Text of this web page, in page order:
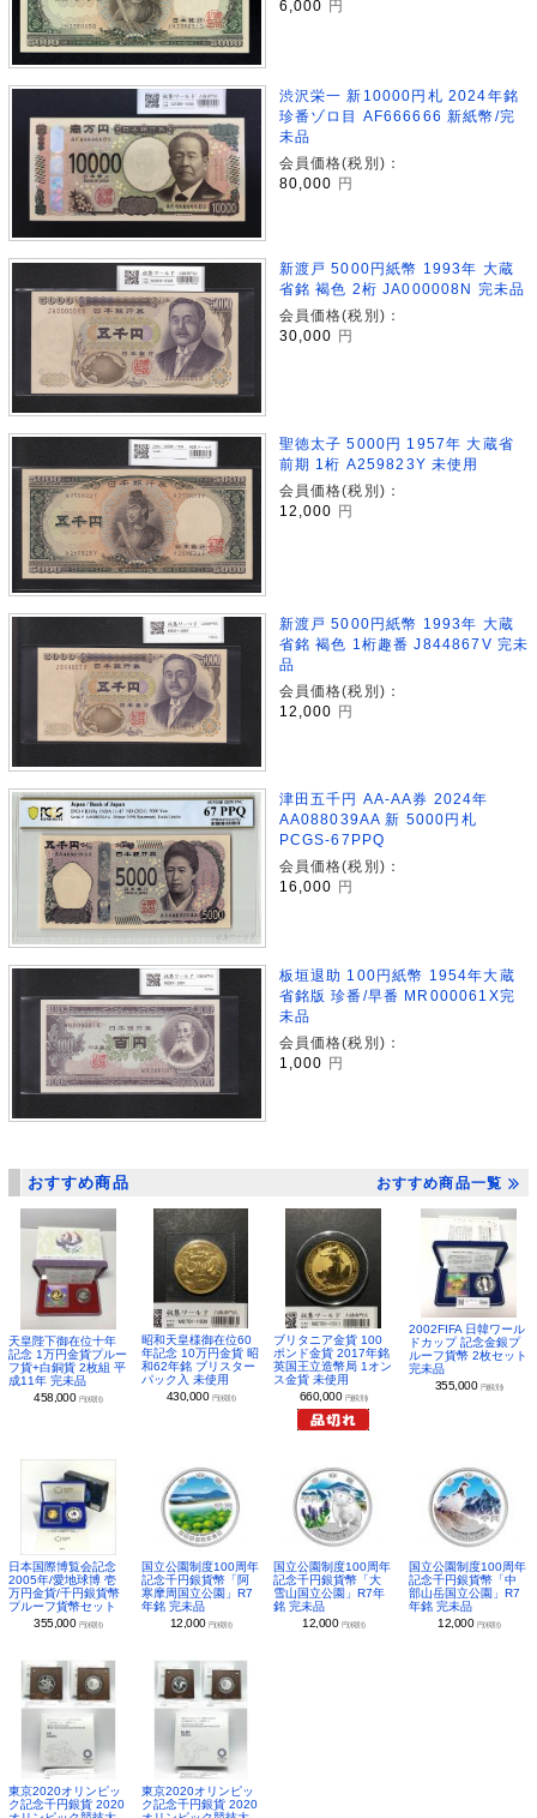
6,000 円
渋沢栄一 新10000円札 2024年銘
珍番ゾロ目 AF666666 新紙幣/完
未品
会員価格(税別)：
80,000
円
新渡戸 5000円紙幣 1993年 大蔵
省銘 褐色 2桁 JA000008N 完未品
会員価格(税別)：
30,000
円
聖徳太子 5000円 1957年 大蔵省
前期 1桁 A259823Y 未使用
会員価格(税別)：
12,000 円
新渡戸 5000円紙幣 1993年 大蔵
省銘 褐色 1桁趣番 J844867V 完未
品
会員価格(税別)：
12,000
円
津田五千円 AA-AA券 2024年
AA088039AA 新 5000円札
PCGS-67PPQ
会員価格(税別)：
16,000 円
板垣退助 100円紙幣 1954年大蔵
省銘版 珍番/早番 MR000061X完
未品
会員価格(税別)：
1,000 円
おすすめ商品 おすすめ商品一覧
天皇陛下御在位十年
記念 1万円金貨プルー
フ貨+白銅貨 2枚組 平
成11年 完未品
458,000 円(税別)
昭和天皇様御在位60
年記念 10万円金貨 昭
和62年銘 ブリスター
パック入 未使用
430,000 円(税別)
ブリタニア金貨 100
ポンド金貨 2017年銘
英国王立造幣局 1オン
ス金貨 未使用
660,000 円(税別)
2002FIFA 日韓ワール
ドカップ 記念金銀プ
ルーフ貨幣 2枚セット
完未品
355,000 円(税別)
日本国際博覧会記念
2005年/愛地球博 壱
万円金貨/千円銀貨幣
プルーフ貨幣セット
355,000 円(税別)
国立公園制度100周年
記念千円銀貨幣「阿
寒摩周国立公園」R7
年銘 完未品
12,000 円(税別)
国立公園制度100周年
記念千円銀貨幣「大
雪山国立公園」R7年
銘 完未品
12,000 円(税別)
国立公園制度100周年
記念千円銀貨幣「中
部山岳国立公園」R7
年銘 完未品
12,000 円(税別)
東京2020オリンピッ
ク記念千円銀貨 2020
東京2020オリンピッ
ク記念千円銀貨 2020